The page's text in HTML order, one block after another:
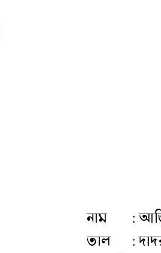
নাম :
তাল
: